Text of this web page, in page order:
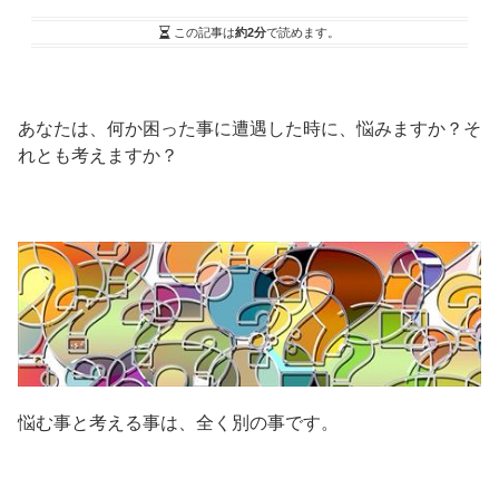
この記事は約2分で読めます。
あなたは、何か困った事に遭遇した時に、悩みますか？そ
れとも考えますか？
悩む事と考える事は、全く別の事です。